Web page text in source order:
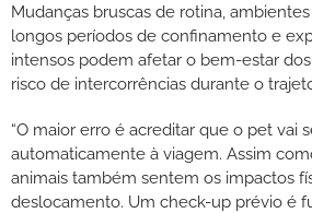
Mudanças bruscas de rotina,
longos períodos de confinamento e
intensos podem afetar o bem-estar
risco de intercorrências durante o
“O maior erro é acreditar que o pet vai
automaticamente à viagem. Assim
animais também sentem os impactos
deslocamento. Um check-up prévio é